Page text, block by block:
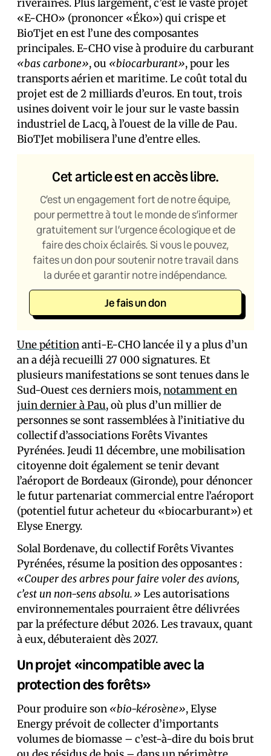
riverain·es. Plus largement, c’est le vaste projet
«E-CHO» (prononcer «Éko») qui crispe et
BioTjet en est l’une des composantes
principales. E-CHO vise à produire du carburant
«bas carbone», ou «biocarburant», pour les
transports aérien et maritime. Le coût total du
projet est de 2 milliards d’euros. En tout, trois
usines doivent voir le jour sur le vaste bassin
industriel de Lacq, à l’ouest de la ville de Pau.
BioTJet mobilisera l’une d’entre elles.
Cet article est en accès libre.
C’est un engagement fort de notre équipe,
pour permettre à tout le monde de s’informer
gratuitement sur l’urgence écologique et de
faire des choix éclairés. Si vous le pouvez,
faites un don pour soutenir notre travail dans
la durée et garantir notre indépendance.
Je fais un don
Une pétitionanti-E-CHO lancée il y a plus d’un
an a déjà recueilli 27 000 signatures. Et
plusieurs manifestations se sont tenues dans le
Sud-Ouest ces derniers mois,notamment en
juin dernier à Pau, où plus d’un millier de
personnes se sont rassemblées à l’initiative du
collectif d’associations Forêts Vivantes
Pyrénées. Jeudi 11 décembre, une mobilisation
citoyenne doit également se tenir devant
l’aéroport de Bordeaux (Gironde), pour dénoncer
le futur partenariat commercial entre l’aéroport
(potentiel futur acheteur du «biocarburant») et
Elyse Energy.
Solal Bordenave, du collectif Forêts Vivantes
Pyrénées, résume la position des opposant·es :
«Couper des arbres pour faire voler des avions,
c’est un non-sens absolu.» Les autorisations
environnementales pourraient être délivrées
par la préfecture début 2026. Les travaux, quant
à eux, débuteraient dès 2027.
Un projet «incompatible avec la
protection des forêts»
Pour produire son «bio-kérosène», Elyse
Energy prévoit de collecter d’importants
volumes de biomasse – c’est-à-dire du bois brut